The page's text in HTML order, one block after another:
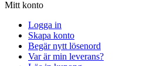
Mitt konto
Logga in
Skapa konto
Begär nytt lösenord
Var är min leverans?